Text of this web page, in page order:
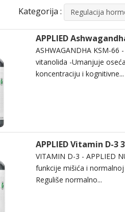
Kategorija : Regulacija
APPLIED
ASHWAGANDHA KSM-66
vitanolida -Umanjuje
koncentraciju i kognitivne...
APPLIED Vitamin D-3
VITAMIN D-3 - APPLIED
funkcije mišića i
Reguliše normalno...